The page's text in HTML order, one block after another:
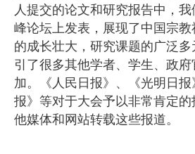
人提交的论文和研究报告中，我
峰论坛上发表，展现了中国宗
的成长壮大，研究课题的广泛
引了很多其他学者、学生、政
加。《人民日报》、《光明日
报》等对于大会予以非常肯定
他媒体和网站转载这些报道。